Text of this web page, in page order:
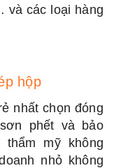
và các loại hàng
hộp
nhất chọn đóng
phết và bảo
mỹ không
nhỏ không